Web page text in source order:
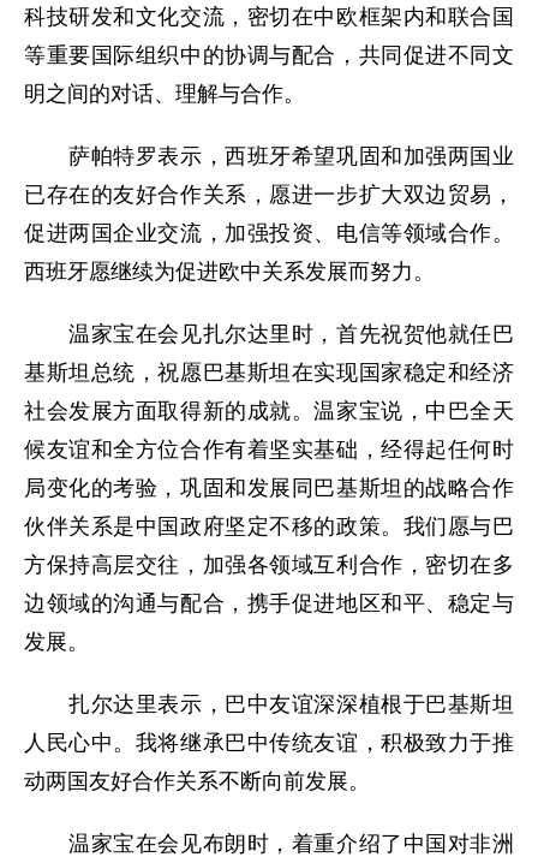
科技研发和文化交流，密切在中欧框架内和联合国
等重要国际组织中的协调与配合，共同促进不同文
明之间的对话、理解与合作。
萨帕特罗表示，西班牙希望巩固和加强两国业
已存在的友好合作关系，愿进一步扩大双边贸易，
促进两国企业交流，加强投资、电信等领域合作。
西班牙愿继续为促进欧中关系发展而努力。
温家宝在会见扎尔达里时，首先祝贺他就任巴
基斯坦总统，祝愿巴基斯坦在实现国家稳定和经济
社会发展方面取得新的成就。温家宝说，中巴全天
候友谊和全方位合作有着坚实基础，经得起任何时
局变化的考验，巩固和发展同巴基斯坦的战略合作
伙伴关系是中国政府坚定不移的政策。我们愿与巴
方保持高层交往，加强各领域互利合作，密切在多
边领域的沟通与配合，携手促进地区和平、稳定与
发展。
扎尔达里表示，巴中友谊深深植根于巴基斯坦
人民心中。我将继承巴中传统友谊，积极致力于推
动两国友好合作关系不断向前发展。
温家宝在会见布朗时，着重介绍了中国对非洲